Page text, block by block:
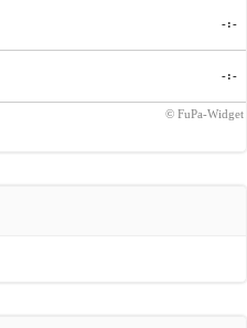
-:-
-:-
© FuPa-Widget